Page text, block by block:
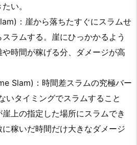
い。
：崖から落ちたすぐにスラムせ
ラムする。崖にひっかかるよう
時間が稼げる分、ダメージが高
Slam)：時間差スラムの究極バー
いタイミングでスラムすること
上の指定した場所にスラムでき
稼いだ時間だけ大きなダメージ